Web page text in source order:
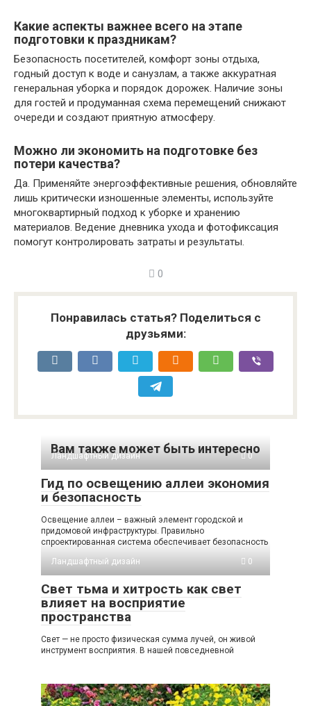
Какие аспекты важнее всего на этапе
подготовки к праздникам?
Безопасность посетителей, комфорт зоны отдыха,
годный доступ к воде и санузлам, а также аккуратная
генеральная уборка и порядок дорожек. Наличие зоны
для гостей и продуманная схема перемещений снижают
очереди и создают приятную атмосферу.
Можно ли экономить на подготовке без
потери качества?
Да. Применяйте энергоэффективные решения, обновляйте
лишь критически изношенные элементы, используйте
многоквартирный подход к уборке и хранению
материалов. Ведение дневника ухода и фотофиксация
помогут контролировать затраты и результаты.
0
Понравилась статья? Поделиться с
друзьями:
Вам также может быть интересно
Ландшафтный дизайн 0
Гид по освещению аллеи экономия
и безопасность
Освещение аллеи – важный элемент городской и
придомовой инфраструктуры. Правильно
спроектированная система обеспечивает безопасность
Ландшафтный дизайн
0
Свет тьма и хитрость как свет
влияет на восприятие
пространства
Свет — не просто физическая сумма лучей, он живой
инструмент восприятия. В нашей повседневной